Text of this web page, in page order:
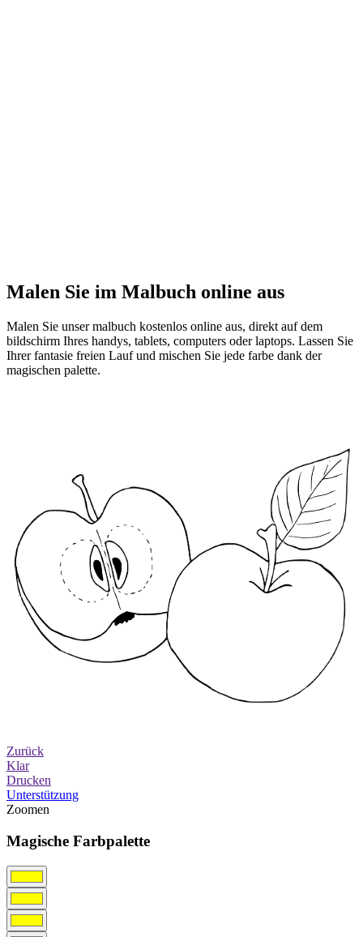
Malen Sie im Malbuch online aus
Malen Sie unser malbuch kostenlos online aus, direkt auf dem
bildschirm Ihres handys, tablets, computers oder laptops. Lassen Sie
Ihrer fantasie freien Lauf und mischen Sie jede farbe dank der
magischen palette.
Zurück
Klar
Drucken
Unterstützung
Zoomen
Magische Farbpalette